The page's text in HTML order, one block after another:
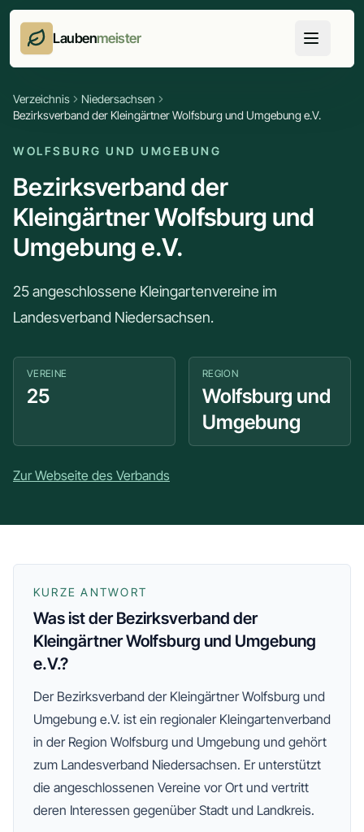
Laubenmeister
Verzeichnis
Niedersachsen
Bezirksverband der Kleingärtner Wolfsburg und Umgebung e.V.
WOLFSBURG UND UMGEBUNG
Bezirksverband der
Kleingärtner Wolfsburg und
Umgebung e.V.
25 angeschlossene Kleingartenvereine im
Landesverband Niedersachsen.
VEREINE
25
REGION
Wolfsburg und
Umgebung
Zur Webseite des Verbands
KURZE ANTWORT
Was ist der Bezirksverband der
Kleingärtner Wolfsburg und Umgebung
e.V.?
Der Bezirksverband der Kleingärtner Wolfsburg und
Umgebung e.V. ist ein regionaler Kleingartenverband
in der Region Wolfsburg und Umgebung und gehört
zum Landesverband Niedersachsen. Er unterstützt
die angeschlossenen Vereine vor Ort und vertritt
deren Interessen gegenüber Stadt und Landkreis.